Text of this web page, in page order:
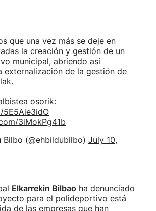
que una vez más se deje en
la creación y gestión de un
municipal, abriendo así
externalización de la gestión de
osorik:
3iMokPg41b
(@ehbildubilbo) July 10,
Elkarrekin Bilbao ha denunciado
para el polideportivo está
de las empresas que han